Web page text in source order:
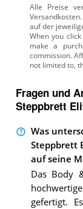
Alle Preise
auf der
Fragen und
Steppbrett
Was
Steppbrett
auf seine
Das Body
gefertigt.